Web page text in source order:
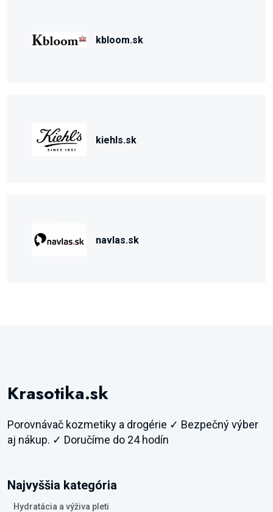
kbloom.sk
kiehls.sk
navlas.sk
Krasotika.sk
Porovnávač kozmetiky a drogérie ✓ Bezpečný výber
aj nákup. ✓ Doručíme do 24 hodín
Najvyššia kategória
Hydratácia a výživa pleti